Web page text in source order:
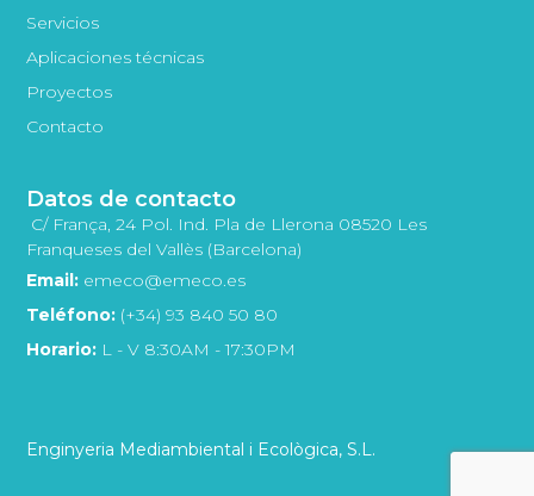
Enginyeria Mediambiental i Ecològica, S.L.
Servicios
Aplicaciones técnicas
Proyectos
Contacto
Datos de contacto
C/ França, 24 Pol. Ind. Pla de Llerona 08520 Les
Franqueses del Vallès (Barcelona)
Email: emeco@emeco.es
Teléfono: (+34) 93 840 50 80
Horario: L - V 8:30AM - 17:30PM